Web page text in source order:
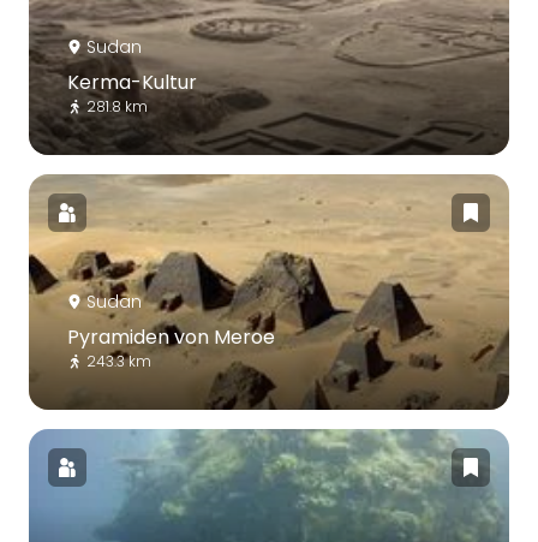
Sudan
Kerma-Kultur
281.8 km
Sudan
Pyramiden von Meroe
243.3 km